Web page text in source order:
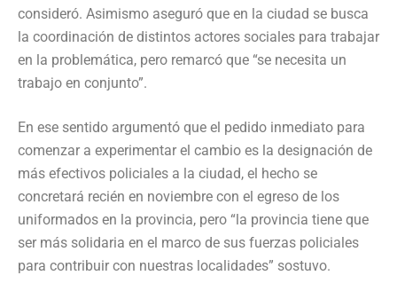
consideró. Asimismo aseguró que en la ciudad se busca
la coordinación de distintos actores sociales para trabajar
en la problemática, pero remarcó que “se necesita un
trabajo en conjunto”.
En ese sentido argumentó que el pedido inmediato para
comenzar a experimentar el cambio es la designación de
más efectivos policiales a la ciudad, el hecho se
concretará recién en noviembre con el egreso de los
uniformados en la provincia, pero “la provincia tiene que
ser más solidaria en el marco de sus fuerzas policiales
para contribuir con nuestras localidades” sostuvo.